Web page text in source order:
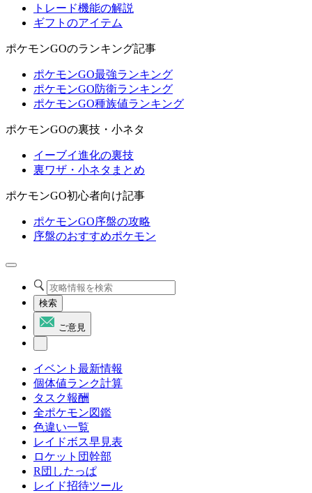
トレード機能の解説
ギフトのアイテム
ポケモンGOのランキング記事
ポケモンGO最強ランキング
ポケモンGO防衛ランキング
ポケモンGO種族値ランキング
ポケモンGOの裏技・小ネタ
イーブイ進化の裏技
裏ワザ・小ネタまとめ
ポケモンGO初心者向け記事
ポケモンGO序盤の攻略
序盤のおすすめポケモン
検索
ご意見
イベント最新情報
個体値ランク計算
タスク報酬
全ポケモン図鑑
色違い一覧
レイドボス早見表
ロケット団幹部
R団したっぱ
レイド招待ツール